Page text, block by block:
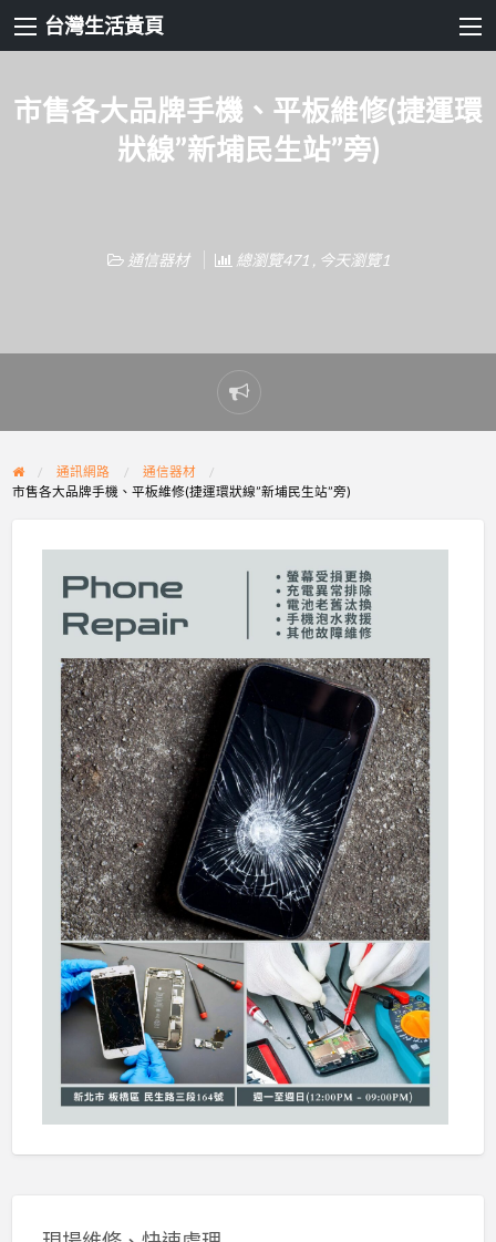
台灣生活黃頁
市售各大品牌手機、平板維修(捷運環
狀線”新埔民生站”旁)
通信器材 總瀏覽471 , 今天瀏覽1
Report
problem
通訊網路
通信器材
市售各大品牌手機、平板維修(捷運環狀線”新埔民生站”旁)